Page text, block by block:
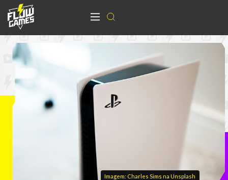
Imagem: Charles Sims na Unsplash